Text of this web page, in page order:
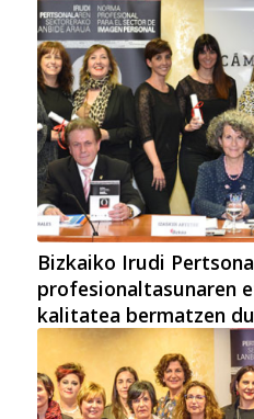
Bizkaiko Irudi
profesionaltasunaren
kalitatea bermatzen